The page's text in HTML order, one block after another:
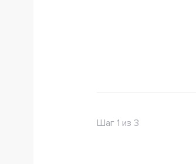
Шаг 1 из 3